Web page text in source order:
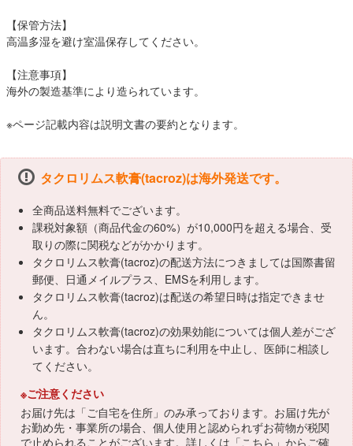
【保管方法】
高温多湿を避け室温保存してください。
【注意事項】
海外の製造基準により造られています。
※ページ記載内容は説明文書の要約となります。
タクロリムス軟膏(tacroz)は海外発送です。
全商品送料無料でございます。
課税対象額（商品代金の60%）が10,000円を超える場合、受
取りの際に関税などがかかります。
タクロリムス軟膏(tacroz)の配送方法につきましては国際書留
郵便、日通メイルプラス、EMSを利用します。
タクロリムス軟膏(tacroz)は配送の希望日時は指定できませ
ん。
タクロリムス軟膏(tacroz)の効果効能については個人差がござ
います。合わない場合は直ちに利用を中止し、医師に相談し
てください。
※ご注意ください
お届け先は「ご自宅を住所」のみ承っております。お届け先が
お勤め先・事業所の場合、個人使用と認められずお荷物が税関
で止められることがございます。詳しくは「こちら 」からご確